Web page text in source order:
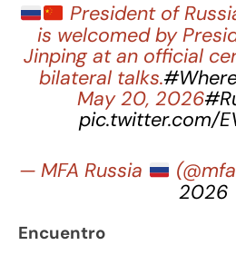
President of
is welcomed by
Jinping at an official
bilateral talks.
May 20, 2026
pic.twitter.com/
— MFA Russia
2026
Encuentro